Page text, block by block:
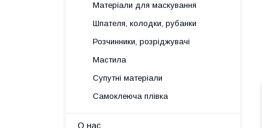
Матеріали для маскування
Шпателя, колодки, рубанки
Розчинники, розріджувачі
Мастила
Супутні матеріали
Самоклеюча плівка
О нас